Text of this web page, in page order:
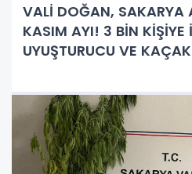
VALİ DOĞAN, SAKARYA
KASIM AYI! 3 BİN KİŞİYE
UYUŞTURUCU VE